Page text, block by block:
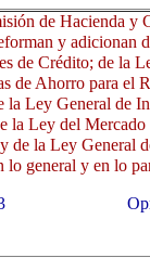
de Hacienda y
y adicionan
de Crédito; de la
de Ahorro para el
la Ley General de
la Ley del
de la Ley General
lo general y en lo
Oprima